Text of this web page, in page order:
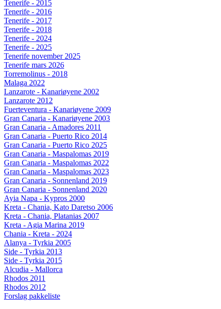
Tenerife - 2015
Tenerife - 2016
Tenerife - 2017
Tenerife - 2018
Tenerife - 2024
Tenerife - 2025
Tenerife november 2025
Tenerife mars 2026
Torremolinus - 2018
Malaga 2022
Lanzarote - Kanariøyene 2002
Lanzarote 2012
Fuerteventura - Kanariøyene 2009
Gran Canaria - Kanariøyene 2003
Gran Canaria - Amadores 2011
Gran Canaria - Puerto Rico 2014
Gran Canaria - Puerto Rico 2025
Gran Canaria - Maspalomas 2019
Gran Canaria - Maspalomas 2022
Gran Canaria - Maspalomas 2023
Gran Canaria - Sonnenland 2019
Gran Canaria - Sonnenland 2020
Ayia Napa - Kypros 2000
Kreta - Chania, Kato Daretso 2006
Kreta - Chania, Platanias 2007
Kreta - Agia Marina 2019
Chania - Kreta - 2024
Alanya - Tyrkia 2005
Side - Tyrkia 2013
Side - Tyrkia 2015
Alcudia - Mallorca
Rhodos 2011
Rhodos 2012
Forslag pakkeliste